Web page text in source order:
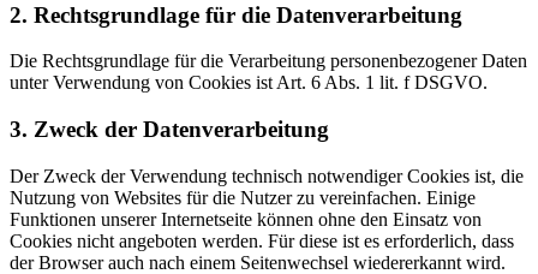
2. Rechtsgrundlage für die Datenverarbeitung
Die Rechtsgrundlage für die Verarbeitung personenbezogener Daten
unter Verwendung von Cookies ist Art. 6 Abs. 1 lit. f DSGVO.
3. Zweck der Datenverarbeitung
Der Zweck der Verwendung technisch notwendiger Cookies ist, die
Nutzung von Websites für die Nutzer zu vereinfachen. Einige
Funktionen unserer Internetseite können ohne den Einsatz von
Cookies nicht angeboten werden. Für diese ist es erforderlich, dass
der Browser auch nach einem Seitenwechsel wiedererkannt wird.